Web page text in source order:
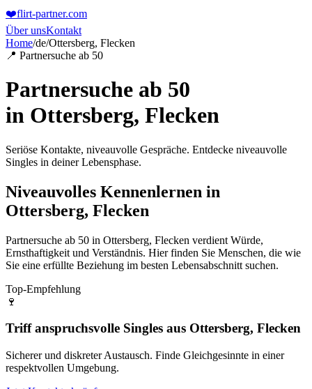
❤️flirt-partner.com
Über unsKontakt
Home/de/Ottersberg, Flecken
📍 Partnersuche ab 50
Partnersuche ab 50
in Ottersberg, Flecken
Seriöse Kontakte, niveauvolle Gespräche. Entdecke niveauvolle
Singles in deiner Lebensphase.
Niveauvolles Kennenlernen in
Ottersberg, Flecken
Partnersuche ab 50 in Ottersberg, Flecken verdient Würde,
Ernsthaftigkeit und Verständnis. Hier finden Sie Menschen, die wie
Sie eine erfüllte Beziehung im besten Lebensabschnitt suchen.
Top-Empfehlung
🍷
Triff anspruchsvolle Singles aus Ottersberg, Flecken
Sicherer und diskreter Austausch. Finde Gleichgesinnte in einer
respektvollen Umgebung.